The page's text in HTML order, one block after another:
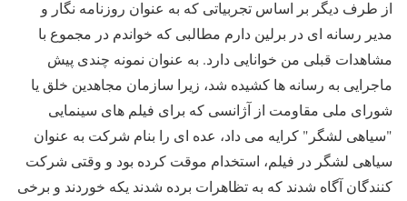
از طرف دیگر بر اساس تجربیاتی که به عنوان روزنامه نگار و
مدیر رسانه ای در برلین دارم مطالبی که خواندم در مجموع با
مشاهدات قبلی من خوانایی دارد. به عنوان نمونه چندی پیش
ماجرایی به رسانه ها کشیده شد، زیرا سازمان مجاهدین خلق یا
شورای ملی مقاومت از آژانسی که برای فیلم های سینمایی
"سیاهی لشگر" کرایه می داد، عده ای را بنام شرکت به عنوان
سیاهی لشگر در فیلم، استخدام موقت کرده بود و وقتی شرکت
کنندگان آگاه شدند که به تظاهرات برده شدند یکه خوردند و برخی